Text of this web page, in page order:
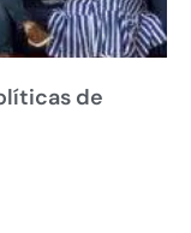
de